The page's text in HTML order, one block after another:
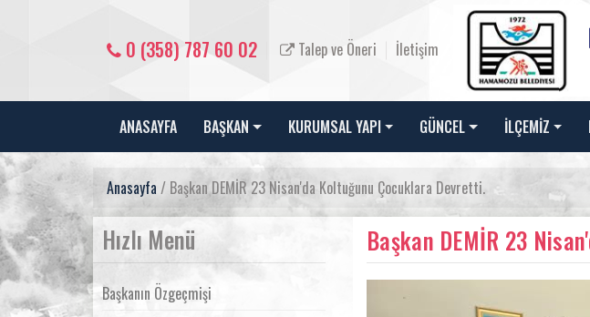
0 (358) 787 60 02 Talep ve Öneri İletişim
ANASAYFA BAŞKAN KURUMSAL YAPI GÜNCEL İLÇEMİZ
Anasayfa / Başkan DEMİR 23 Nisan'da Koltuğunu Çocuklara Devretti.
Hızlı Menü
Başkanın Özgeçmişi
Başkan DEMİR 23